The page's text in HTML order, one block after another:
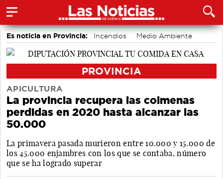
Es noticia en Provincia: Incendios Medio Ambiente
PROVINCIA
APICULTURA
La provincia recupera las colmenas
perdidas en 2020 hasta alcanzar las
50.000
La primavera pasada murieron entre 10.000 y 15.000 de
los 45.000 enjambres con los que se contaba, número
que se ha logrado superar